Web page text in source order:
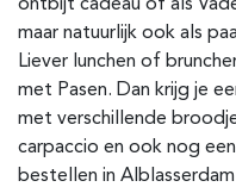
ontbijt cadeau of als
maar natuurlijk ook als
Liever lunchen of
met Pasen. Dan krijg je
met verschillende
carpaccio en ook nog
bestellen in Alblasserdam